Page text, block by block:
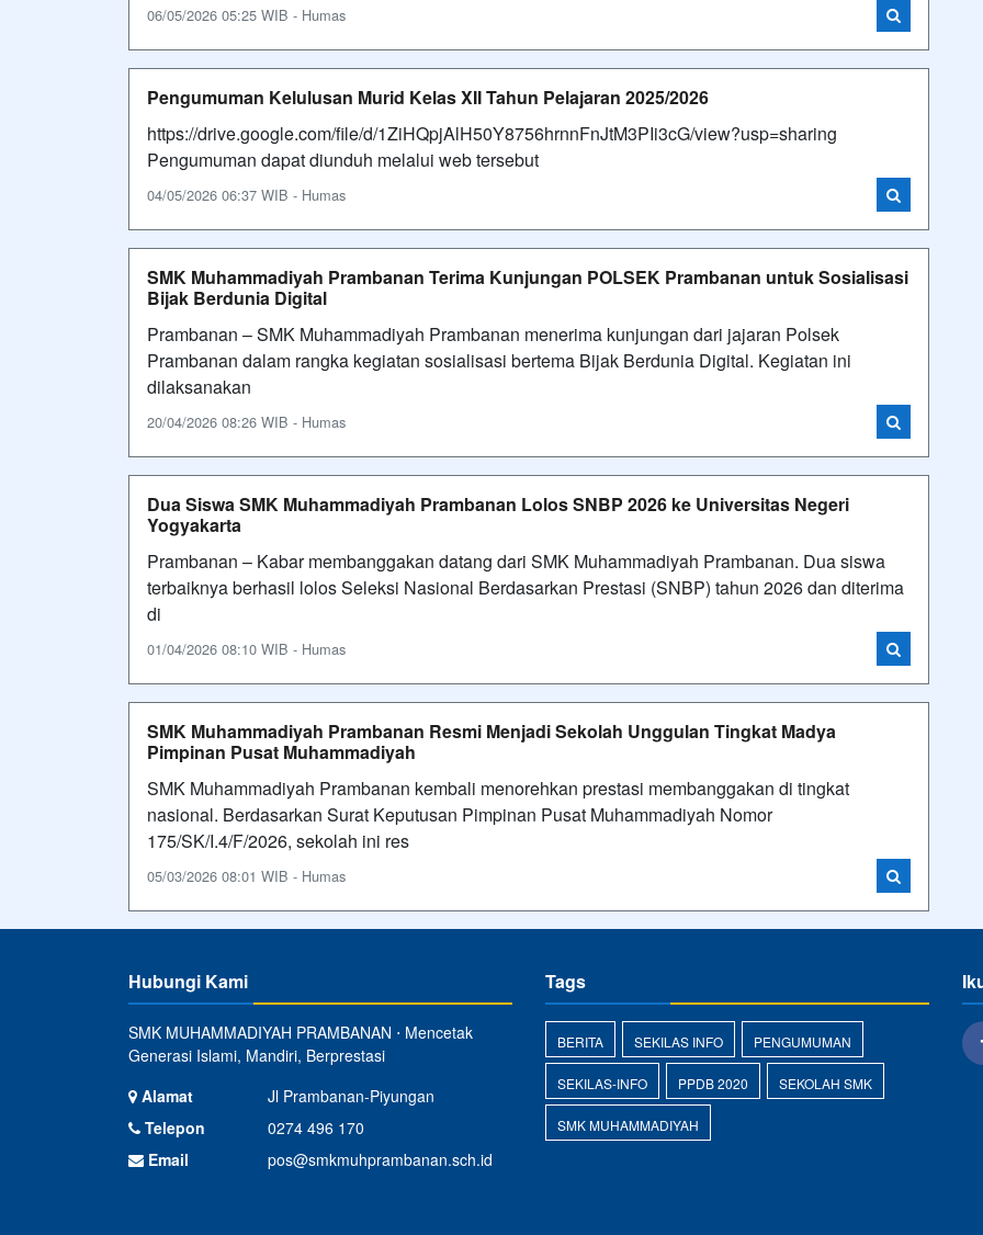
06/05/2026 05:25 WIB - Humas
Pengumuman Kelulusan Murid Kelas XII Tahun Pelajaran 2025/2026
https://drive.google.com/file/d/1ZiHQpjAlH50Y8756hrnnFnJtM3PIi3cG/view?usp=sharing
Pengumuman dapat diunduh melalui web tersebut
04/05/2026 06:37 WIB - Humas
SMK Muhammadiyah Prambanan Terima Kunjungan POLSEK Prambanan untuk Sosialisasi
Bijak Berdunia Digital
Prambanan – SMK Muhammadiyah Prambanan menerima kunjungan dari jajaran Polsek
Prambanan dalam rangka kegiatan sosialisasi bertema Bijak Berdunia Digital. Kegiatan ini
dilaksanakan
20/04/2026 08:26 WIB - Humas
Dua Siswa SMK Muhammadiyah Prambanan Lolos SNBP 2026 ke Universitas Negeri
Yogyakarta
Prambanan – Kabar membanggakan datang dari SMK Muhammadiyah Prambanan. Dua siswa
terbaiknya berhasil lolos Seleksi Nasional Berdasarkan Prestasi (SNBP) tahun 2026 dan diterima
di
01/04/2026 08:10 WIB - Humas
SMK Muhammadiyah Prambanan Resmi Menjadi Sekolah Unggulan Tingkat Madya
Pimpinan Pusat Muhammadiyah
SMK Muhammadiyah Prambanan kembali menorehkan prestasi membanggakan di tingkat
nasional. Berdasarkan Surat Keputusan Pimpinan Pusat Muhammadiyah Nomor
175/SK/I.4/F/2026, sekolah ini res
05/03/2026 08:01 WIB - Humas
Hubungi Kami
SMK MUHAMMADIYAH PRAMBANAN ⋅ Mencetak
Generasi Islami, Mandiri, Berprestasi
Alamat
Jl Prambanan-Piyungan
Telepon
0274 496 170
Email
pos@smkmuhprambanan.sch.id
Tags
BERITA SEKILAS INFO PENGUMUMAN
SEKILAS-INFO PPDB 2020 SEKOLAH SMK
SMK MUHAMMADIYAH